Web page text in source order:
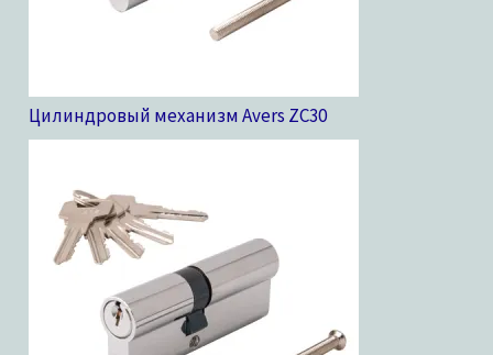
Цилиндровый механизм Avers ZC30